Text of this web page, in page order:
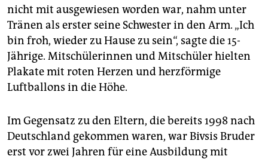
nicht mit ausgewiesen worden war, nahm unter
Tränen als erster seine Schwester in den Arm. „Ich
bin froh, wieder zu Hause zu sein“, sagte die 15-
Jährige. Mitschülerinnen und Mitschüler hielten
Plakate mit roten Herzen und herzförmige
Luftballons in die Höhe.
Im Gegensatz zu den Eltern, die bereits 1998 nach
Deutschland gekommen waren, war Bivsis Bruder
erst vor zwei Jahren für eine Ausbildung mit